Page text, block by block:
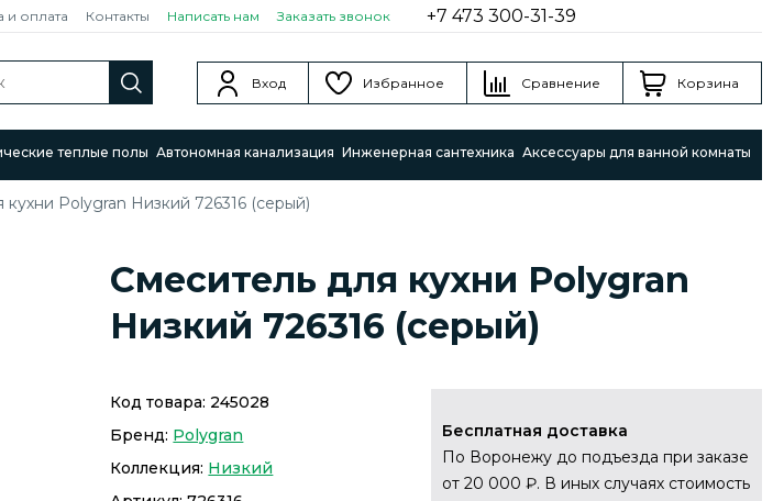
и оплата Контакты Написать нам Заказать звонок +7 473 300-31-39
Вход Избранное Сравнение Корзина
теплые полы Автономная канализация Инженерная сантехника Аксессуары для ванной комнаты
кухни Polygran Низкий 726316 (серый)
Смеситель для кухни Polygran
Низкий 726316 (серый)
Код товара: 245028
Бренд: Polygran
Коллекция: Низкий
Бесплатная доставка
По Воронежу до подъезда при заказе
от 20 000 ₽. В иных случаях стоимость